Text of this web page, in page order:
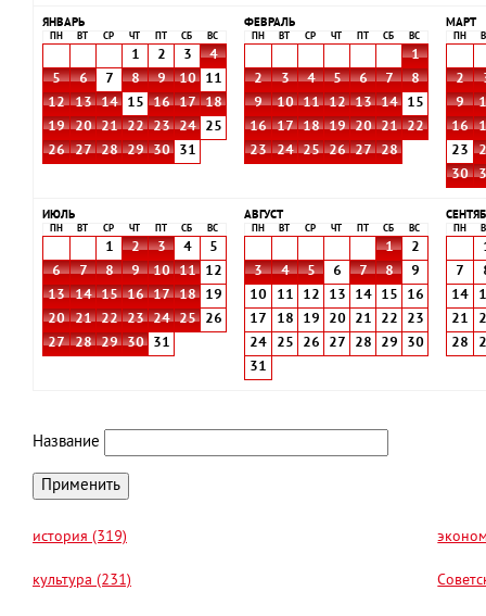
ЯНВАРЬ
ПН ВТ СР ЧТ СБ ВС
1 2 3
4
5
6 7 8 9 10
11
12
13 14 15 16 17
18
19
20 21 22 23 24
25
26
27 28 29 30 31
ФЕВРАЛЬ
ПН ВТ СР ЧТ СБ ВС
1
2
3 4 5 6 7
8
9
10 11 12 13 14
15
16
17 18 19 20 21
22
23
24 25 26 27 28
МАРТ
ПН
2
9
16
23
30
ИЮЛЬ
ПН ВТ СР ЧТ СБ ВС
1 2 3 4
5
6
7 8 9 10 11
12
13
14 15 16 17 18
19
20
21 22 23 24 25
26
27
28 29 30 31
АВГУСТ
ПН ВТ СР ЧТ СБ ВС
1
2
3
4 5 6 7 8
9
10
11 12 13 14 15
16
17
18 19 20 21 22
23
24
25 26 27 28 29
30
31
ПН
7
14
21
28
Название
история (319)
культура (231)